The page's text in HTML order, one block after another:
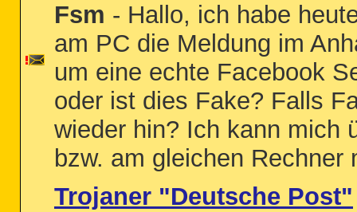
Fsm - Hallo, ich habe
am PC die Meldung im
um eine echte Facebook
oder ist dies Fake? Falls
wieder hin? Ich kann mich
bzw. am gleichen Rechner
Trojaner "Deutsche Post"